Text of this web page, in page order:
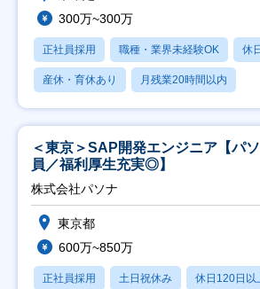
300万~300万
正社員採用 職種・業界未経験OK 休
産休・育休あり 月残業20時間以内
＜東京＞SAP開発エンジニア【パ
員／福利厚生充実◎】
株式会社パソナ
東京都
600万~850万
正社員採用 土日祝休み 休日120日以